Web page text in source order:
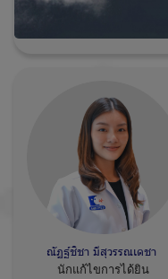
ธนบดี พชรดนัย
ณัฏฐ์ชิชา มีสุวรรณเดชา
นักแก้ไขการได้ยิน